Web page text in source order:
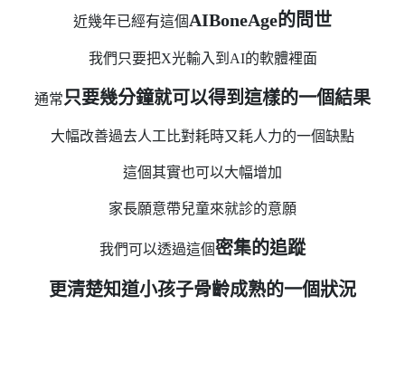
近幾年已經有這個AIBoneAge的問世
我們只要把X光輸入到AI的軟體裡面
通常只要幾分鐘就可以得到這樣的一個結果
大幅改善過去人工比對耗時又耗人力的一個缺點
這個其實也可以大幅增加
家長願意帶兒童來就診的意願
我們可以透過這個密集的追蹤
更清楚知道小孩子骨齡成熟的一個狀況